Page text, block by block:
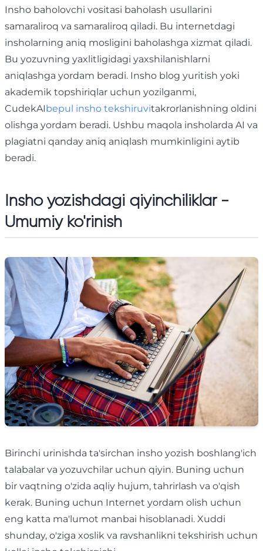
Insho baholovchi vositasi baholash usullarini
samaraliroq va samaraliroq qiladi. Bu internetdagi
insholarning aniq mosligini baholashga xizmat qiladi.
Bu yozuvning yaxlitligidagi yaxshilanishlarni
aniqlashga yordam beradi. Insho blog yuritish yoki
akademik topshiriqlar uchun yozilganmi,
CudekAIbepul insho tekshiruvitakrorlanishning oldini
olishga yordam beradi. Ushbu maqola insholarda AI va
plagiatni qanday aniq aniqlash mumkinligini aytib
beradi.
Insho yozishdagi qiyinchiliklar -
Umumiy ko'rinish
Birinchi urinishda ta'sirchan insho yozish boshlang'ich
talabalar va yozuvchilar uchun qiyin. Buning uchun
bir vaqtning o'zida aqliy hujum, tahrirlash va o'qish
kerak. Buning uchun Internet yordam olish uchun
eng katta ma'lumot manbai hisoblanadi. Xuddi
shunday, o'ziga xoslik va ravshanlikni tekshirish uchun